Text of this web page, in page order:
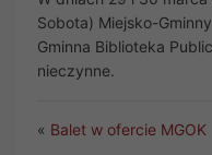
Sobota) Miejsko-
Gminna Biblioteka
nieczynne.
« Balet w ofercie MGOK